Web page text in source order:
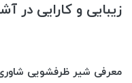
زیبایی و کارایی در
معرفی شیر ظرفشویی شاوری